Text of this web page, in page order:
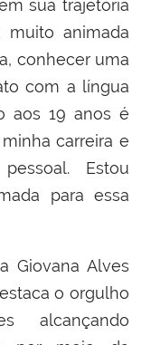
sua trajetória
muito animada
conhecer uma
com a língua
aos 19 anos é
carreira e
Estou
para essa
Giovana Alves
o orgulho
alcançando